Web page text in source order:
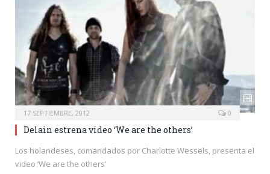
17 SEPTIEMBRE, 2012 0
Delain estrena video ‘We are the others’
Los holandeses, comandados por Charlotte Wessels, presenta el
video ‘We are the others’